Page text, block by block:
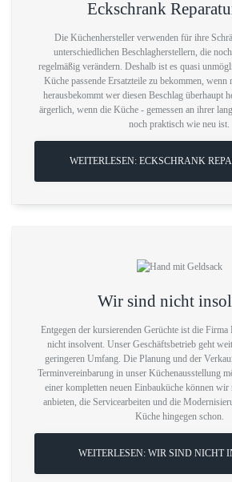
Eckschrank
Die Küchenhersteller verwenden für ihre
unterschiedlichen Beschlagherstellern, die
regelmäßig verändern. Deshalb ist es quasi
Küche passende Ersatzteile zu bekommen, wenn
herausbekommt wer diesen Beschlag überhaupt
ärgerlich, wenn die Küche - gemessen an ihrer
noch praktisch wie neu ist.
WEITERLESEN: ECKSCHRANK
Wir sind nicht
Entgegen der kursierenden Gerüchte ist die
nicht insolvent. Unser Geschäftsbetrieb geht
geringeren Umfang. Die Planung und der
Terminvereinbarung in unser Küchenausstellung
einer kompletten neuen Einbauküche können
anbieten, die Servicearbeiten und die
Küche hingegen schon.
WEITERLESEN: WIR SIND NICHT